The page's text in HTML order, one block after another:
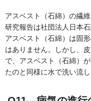
アスベスト（石綿）の繊
研究報告は社団法人日本
アスベスト（石綿）は固
はありません。しかし、
で、アスベスト（石綿）
たのと同様に水で洗い流し